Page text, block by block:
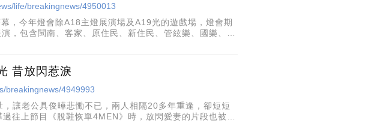
life/breakingnews/4950013
，今年燈會除A18主燈展演場及A19光的遊戲場，燈會期
，包含閩南、客家、原住民、新住民、管絃樂、國樂、熱
昔放閃惹淚
breakingnews/4949993
讓老公具俊曄悲慟不已，兩人相隔20多年重逢，卻短短
往上節目《脫鞋恢單4MEN》時，放閃愛妻的片段也被挖